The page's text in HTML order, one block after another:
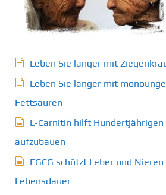
Leben Sie länger mit
Leben Sie länger mit
Fettsäuren
L-Carnitin hilft Hundertjährigen
aufzubauen
EGCG schützt Leber und
Lebensdauer